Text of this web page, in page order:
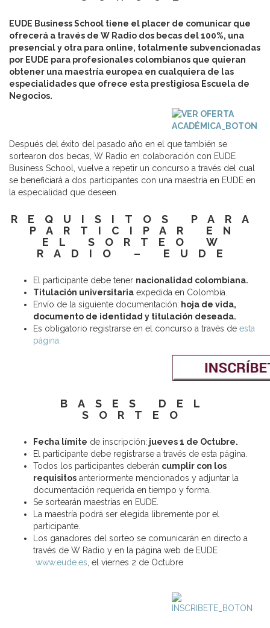
EUDE Business School tiene el placer de comunicar que
ofrecerá a través de W Radio dos becas del 100%, una
presencial y otra para online, totalmente subvencionadas
por EUDE para profesionales colombianos que quieran
obtener una maestría europea en cualquiera de las
especialidades que ofrece esta prestigiosa Escuela de
Negocios.
Después del éxito del pasado año en el que también se
sortearon dos becas, W Radio en colaboración con EUDE
Business School, vuelve a repetir un concurso a través del cual
se beneficiará a dos participantes con una maestría en EUDE en
la especialidad que deseen.
REQUISITOS PARA
PARTICIPAR EN
EL SORTEO W
RADIO – EUDE
El participante debe tener nacionalidad colombiana.
Titulación universitaria expedida en Colombia.
Envío de la siguiente documentación: hoja de vida,
documento de identidad y titulación deseada.
Es obligatorio registrarse en el concurso a través de esta
página.
BASES DEL
SORTEO
Fecha límite de inscripción: jueves 1 de Octubre.
El participante debe registrarse a través de esta página.
Todos los participantes deberán cumplir con los
requisitos anteriormente mencionados y adjuntar la
documentación requerida en tiempo y forma.
Se sortearán maestrías en EUDE.
La maestría podrá ser elegida libremente por el
participante.
Los ganadores del sorteo se comunicarán en directo a
través de W Radio y en la página web de EUDE
www.eude.es , el viernes 2 de Octubre